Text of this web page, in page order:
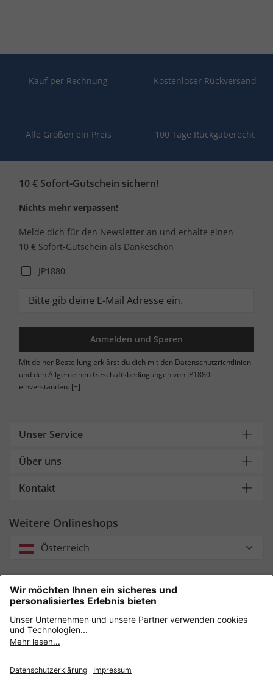
Kauf per Rechnung Kostenloser Rückversand
Alle Größen ein Preis 100 Tage Rückgaberecht
10 € Sofort-Gutschein sichern!
Nichts mehr verpassen!
Melde dich für den Newsletter an und erhalte einen
10 € Sofort-Gutschein als Dankeschön
JP1880
Anmelden und Sparen
Mit deiner Bestellung erklärst du dich mit den Datenschutzrichtlinien
und den Allgemeinen Geschäftsbedingungen von JP1880
einverstanden. [+]
Unser Service
Über uns
Kontakt
Weitere Onlineshops
Österreich
Unsere Zahlungsarten
Sicher einkaufen mit